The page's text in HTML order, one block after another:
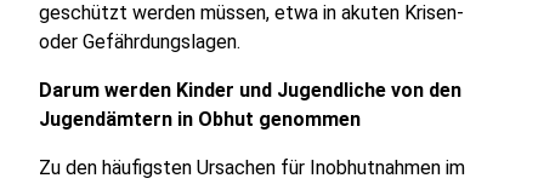
geschützt werden müssen, etwa in akuten Krisen-
oder Gefährdungslagen.
Darum werden Kinder und Jugendliche von den
Jugendämtern in Obhut genommen
Zu den häufigsten Ursachen für Inobhutnahmen im